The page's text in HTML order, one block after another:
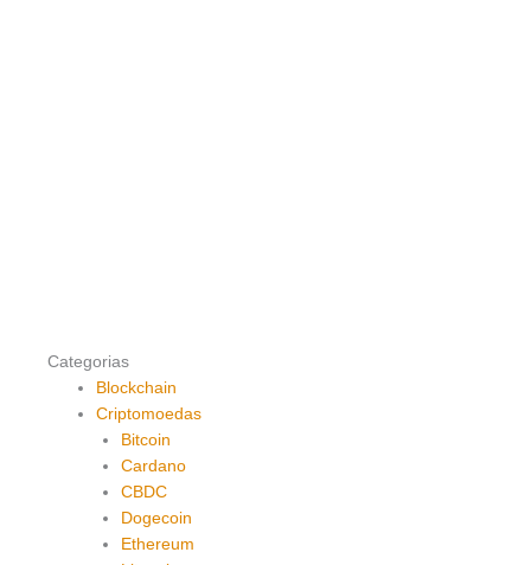
Categorias
Blockchain
Criptomoedas
Bitcoin
Cardano
CBDC
Dogecoin
Ethereum